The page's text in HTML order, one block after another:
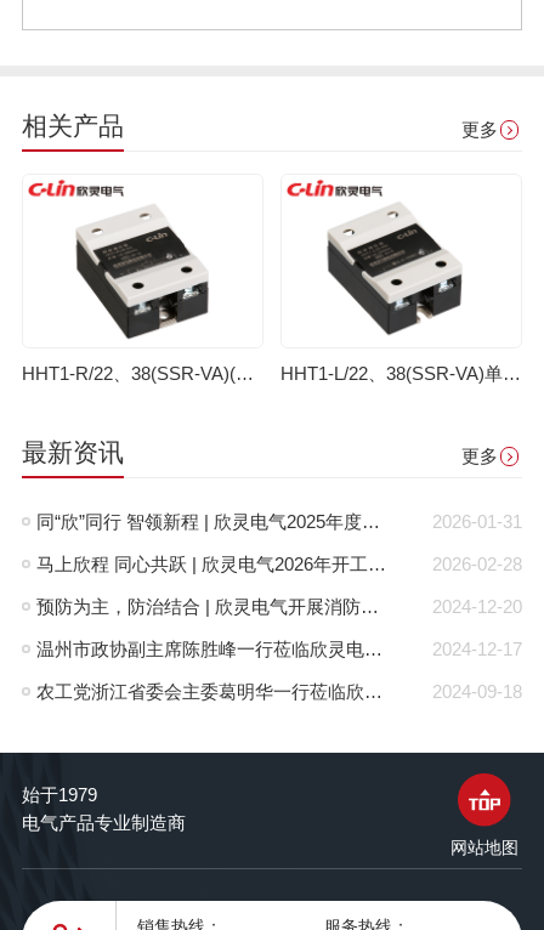
相关产品 更多
HHT1-R/22、38(SSR-VA)(电阻型)单相固体调压器 HHT1-L/22、38(SSR-VA)单相固体调压器（电流型）
最新资讯 更多
2026-01-31
同“欣”同行 智领新程 | 欣灵电气2025年度表彰总结大会暨新年酒会成功举办！
2026-02-28
马上欣程 同心共跃 | 欣灵电气2026年开工大吉！
2024-12-20
预防为主，防治结合 | 欣灵电气开展消防应急预案演练活动
2024-12-17
温州市政协副主席陈胜峰一行莅临欣灵电气调研指导
2024-09-18
农工党浙江省委会主委葛明华一行莅临欣灵电气考察调研
始于1979
电气产品专业制造商
网站地图
销售热线： 服务热线：